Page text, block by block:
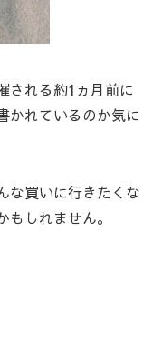
される約1ヵ月前に
かれているのか気に
な買いに行きたくな
しれません。